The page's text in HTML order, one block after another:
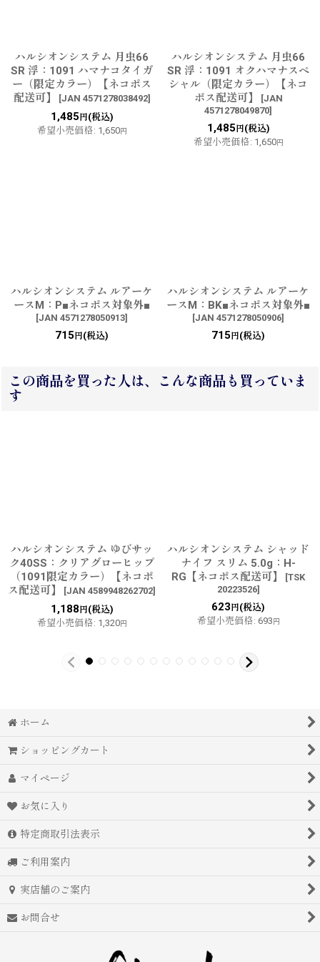
ハルシオンシステム 月虫66
SR 浮：1091 ハマナコタイガ
ー（限定カラー）【ネコポス
配送可】
[JAN 4571278038492]
1,485 円(税込)
希望小売価格: 1,650円
ハルシオンシステム 月虫66
SR 浮：1091 オクハマナスペ
シャル（限定カラー）【ネコ
ポス配送可】
[JAN
4571278049870]
1,485 円(税込)
希望小売価格: 1,650円
ハルシオンシステム ルアーケ
ースM：P■ネコポス対象外■
[JAN 4571278050913]
715 円(税込)
ハルシオンシステム ルアーケ
ースM：BK■ネコポス対象外■
[JAN 4571278050906]
715 円(税込)
この商品を買った人は、こんな商品も買っていま
す
ハルシオンシステム ゆびサッ
ク40SS：クリアグローヒップ
（1091限定カラー）【ネコポ
ス配送可】
[JAN 4589948262702]
1,188 円(税込)
希望小売価格: 1,320円
ハルシオンシステム シャッド
ナイフ スリム 5.0g：H-
RG【ネコポス配送可】
[TSK
20223526]
623 円(税込)
希望小売価格: 693 円
ホーム
ショッピングカート
マイページ
お気に入り
特定商取引法表示
ご利用案内
実店舗のご案内
お問合せ